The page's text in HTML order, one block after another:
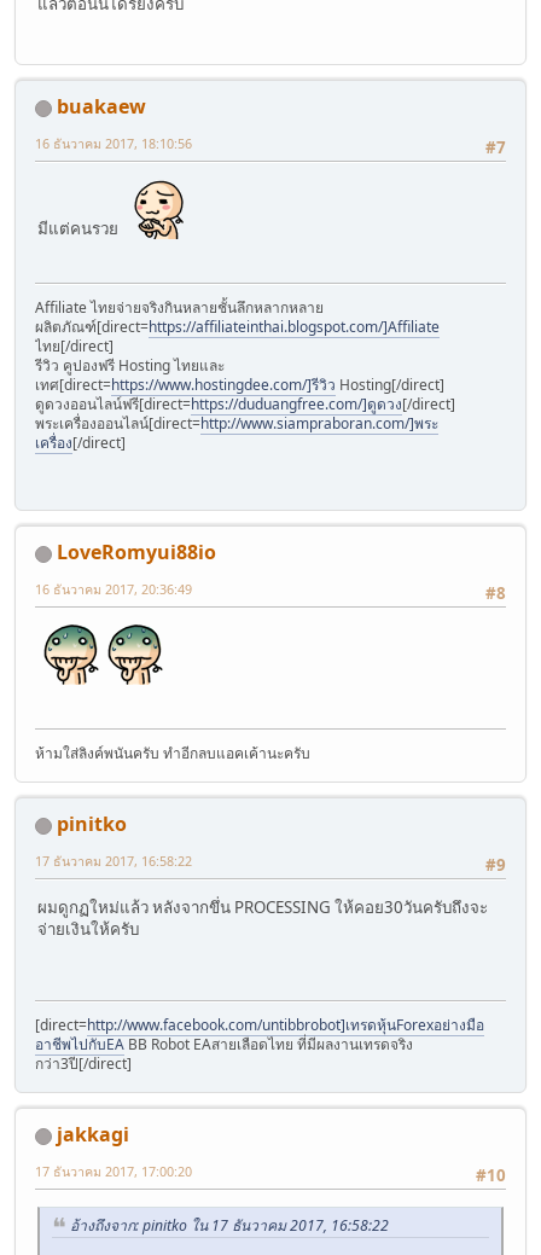
buakaew
#7
16 ธันวาคม 2017, 18:10:56
มีแต่คนรวย
Affiliate ไทยจ่ายจริงกินหลายชั้นลึกหลากหลาย
ผลิตภัณฑ์[direct=https://affiliateinthai.blogspot.com/]Affiliate
ไทย[/direct]
รีวิว คูปองฟรี Hosting ไทยและ
เทศ[direct=https://www.hostingdee.com/]รีวิว Hosting[/direct]
ดูดวงออนไลน์ฟรี[direct=https://duduangfree.com/]ดูดวง[/direct]
พระเครื่องออนไลน์[direct=http://www.siampraboran.com/]พระ
เครื่อง[/direct]
LoveRomyui88io
#8
16 ธันวาคม 2017, 20:36:49
ห้ามใส่ลิงค์พนันครับ ทำอีกลบแอคเค้านะครับ
pinitko
#9
17 ธันวาคม 2017, 16:58:22
ผมดูกฏใหม่แล้ว หลังจากขึ่น PROCESSING ให้คอย30วันครับถึงจะ
จ่ายเงินให้ครับ
[direct=http://www.facebook.com/untibbrobot]เทรดหุ้นForexอย่างมือ
อาชีพไปกับEA BB Robot EAสายเลือดไทย ที่มีผลงานเทรดจริง
กว่า3ปี[/direct]
jakkagi
#10
17 ธันวาคม 2017, 17:00:20
อ้างถึงจาก: pinitko ใน 17 ธันวาคม 2017, 16:58:22